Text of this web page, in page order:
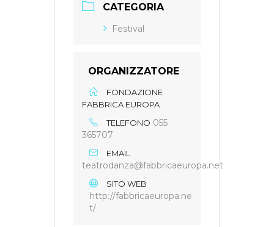
CATEGORIA
Festival
ORGANIZZATORE
FONDAZIONE
FABBRICA EUROPA
TELEFONO 055
365707
EMAIL
teatrodanza@fabbricaeuropa.net
SITO WEB
http://fabbricaeuropa.ne
t/